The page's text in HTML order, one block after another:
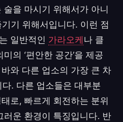
을 마시기 위해서가 아니
기기 위해서입니다. 이런 점
일반적인 가라오케나 클
의 ‘편안한 공간’을 제공
와 다른 업소의 가장 큰 차
다. 다른 업소들은 대부분
로, 빠르게 회전하는 분위
러운 환경이 특징입니다. 반